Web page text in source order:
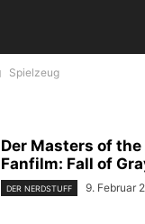
Spielzeug
Der Masters of
Fanfilm: Fall of
DER NERDSTUFF 9. Februar